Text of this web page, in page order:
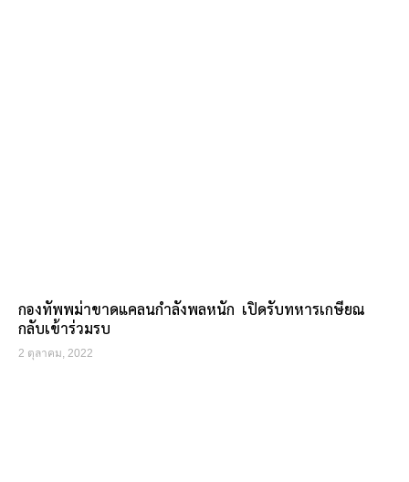
กองทัพพม่าขาดแคลนกำลังพลหนัก เปิดรับทหารเกษียณ
กลับเข้าร่วมรบ
2 ตุลาคม, 2022